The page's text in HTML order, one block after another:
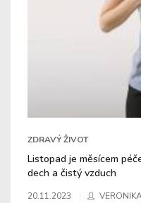
ZDRAVÝ ŽIVOT
Listopad je měsícem
dech a čistý vzduch
20.11.2023